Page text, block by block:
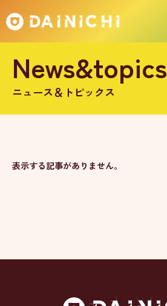
News&topics
ニュース＆トピックス
表示する記事がありません。